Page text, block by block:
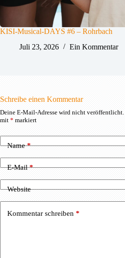
KISI-Musical-DAYS #6 – Rohrbach
Juli 23, 2026
Ein Kommentar
Schreibe einen Kommentar
Deine E-Mail-Adresse wird nicht veröffentlicht.
mit*markiert
Name*
E-Mail*
Website
Kommentar schreiben *